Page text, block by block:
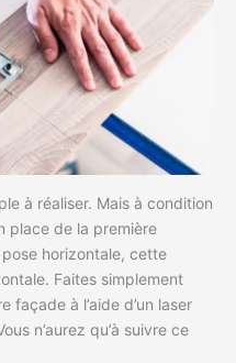
à réaliser. Mais à condition
place de la première
horizontale, cette
Faites simplement
à l’aide d’un laser
n’aurez qu’à suivre ce